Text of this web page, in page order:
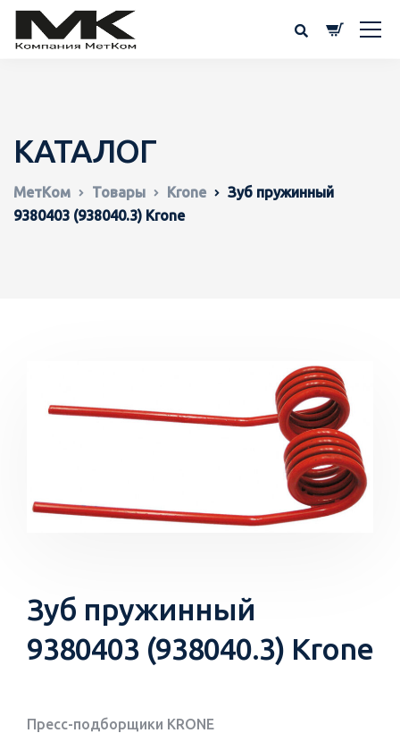
КАТАЛОГ
МетКом Товары Krone
Зуб пружинный
9380403 (938040.3) Krone
Зуб пружинный
9380403 (938040.3) Krone
Пресс-подборщики KRONE